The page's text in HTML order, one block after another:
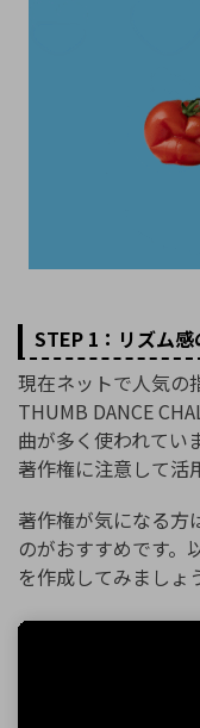
STEP 1：リズム
現在ネットで人気の
THUMB DANCE
曲が多く使われてい
著作権に注意して活
著作権が気になる方
のがおすすめです。
を作成してみましょ